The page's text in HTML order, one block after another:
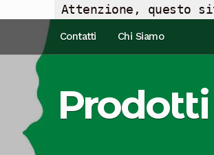
Attenzione, questo
Contatti Chi Siamo